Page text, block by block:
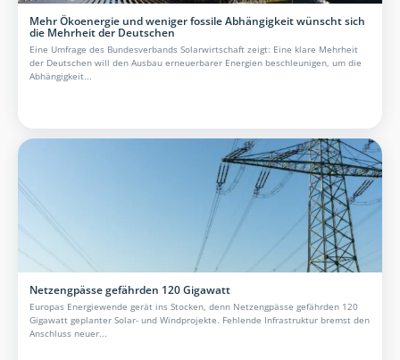
Mehr Ökoenergie und weniger fossile Abhängigkeit wünscht sich
die Mehrheit der Deutschen
Eine Umfrage des Bundesverbands Solarwirtschaft zeigt: Eine klare Mehrheit
der Deutschen will den Ausbau erneuerbarer Energien beschleunigen, um die
Abhängigkeit...
Netzengpässe gefährden 120 Gigawatt
Europas Energiewende gerät ins Stocken, denn Netzengpässe gefährden 120
Gigawatt geplanter Solar- und Windprojekte. Fehlende Infrastruktur bremst den
Anschluss neuer...